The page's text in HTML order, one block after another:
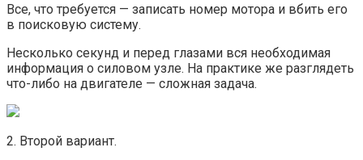
Все, что требуется — записать номер мотора и вбить его
в поисковую систему.
Несколько секунд и перед глазами вся необходимая
информация о силовом узле. На практике же разглядеть
что-либо на двигателе — сложная задача.
2. Второй вариант.